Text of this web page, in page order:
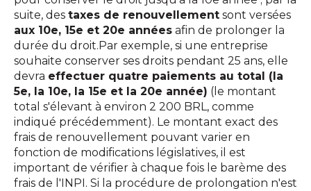
suite, des taxes de renouvellement sont versées
aux 10e, 15e et 20e années afin de prolonger la
durée du droit.Par exemple, si une entreprise
souhaite conserver ses droits pendant 25 ans, elle
devra effectuer quatre paiements au total (la
5e, la 10e, la 15e et la 20e année) (le montant
total s'élevant à environ 2 200 BRL, comme
indiqué précédemment). Le montant exact des
frais de renouvellement pouvant varier en
fonction de modifications législatives, il est
important de vérifier à chaque fois le barème des
frais de l'INPI. Si la procédure de prolongation n'est